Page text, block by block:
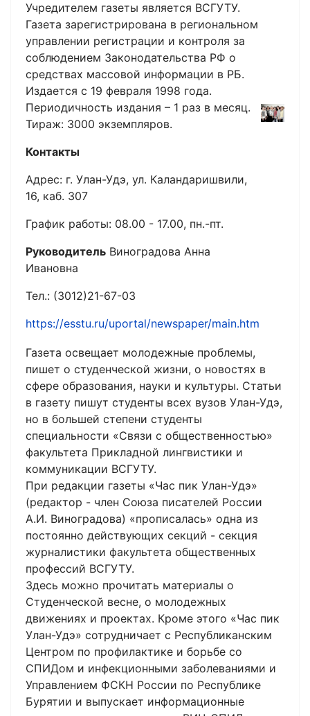
Учредителем газеты является ВСГУТУ.
Газета зарегистрирована в региональном
управлении регистрации и контроля за
соблюдением Законодательства РФ о
средствах массовой информации в РБ.
Издается с 19 февраля 1998 года.
Периодичность издания – 1 раз в месяц.
Тираж: 3000 экземпляров.
Контакты
Адрес: г. Улан-Удэ, ул. Каландаришвили,
16, каб. 307
График работы: 08.00 - 17.00, пн.-пт.
Руководитель Виноградова Анна
Ивановна
Тел.: (3012)21-67-03
https://esstu.ru/uportal/newspaper/main.htm
Газета освещает молодежные проблемы,
пишет о студенческой жизни, о новостях в
сфере образования, науки и культуры. Статьи
в газету пишут студенты всех вузов Улан-Удэ,
но в большей степени студенты
специальности «Связи с общественностью»
факультета Прикладной лингвистики и
коммуникации ВСГУТУ.
При редакции газеты «Час пик Улан-Удэ»
(редактор - член Союза писателей России
А.И. Виноградова) «прописалась» одна из
постоянно действующих секций - секция
журналистики факультета общественных
профессий ВСГУТУ.
Здесь можно прочитать материалы о
Студенческой весне, о молодежных
движениях и проектах. Кроме этого «Час пик
Улан-Удэ» сотрудничает с Республиканским
Центром по профилактике и борьбе со
СПИДом и инфекционными заболеваниями и
Управлением ФСКН России по Республике
Бурятии и выпускает информационные